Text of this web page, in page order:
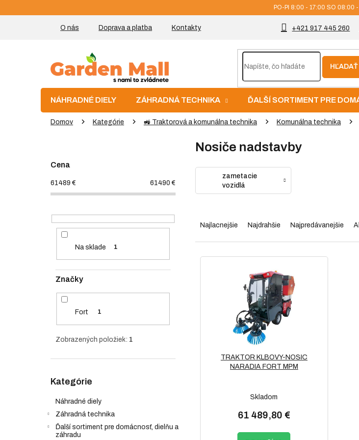
na
PO-PI 8:00 - 17:00 SO 08:00
+421 917 445 260
O nás Doprava a platba Kontakty
HĽADAŤ
NÁHRADNÉ DIELY ZÁHRADNÁ TECHNIKA ĎALŠÍ SORTIMENT PRE
Domov Kategórie 🚜 Traktorová a komunálna technika Komunálna technika
Cena
61489 € 61490 €
Na sklade 1
Značky
Fort 1
Zobrazených položiek: 1
kategórie
Kategórie
Náhradné diely
Záhradná technika
Ďalší sortiment pre domácnosť, dielňu a
záhradu
Nosiče nadstavby
zametacie
vozidlá
a
e
Najlacnejšie Najdrahšie Najpredávanejšie
V
TRAKTOR KLBOVY-NOSIC
NARADIA FORT MPM
Skladom
61 489,80 €